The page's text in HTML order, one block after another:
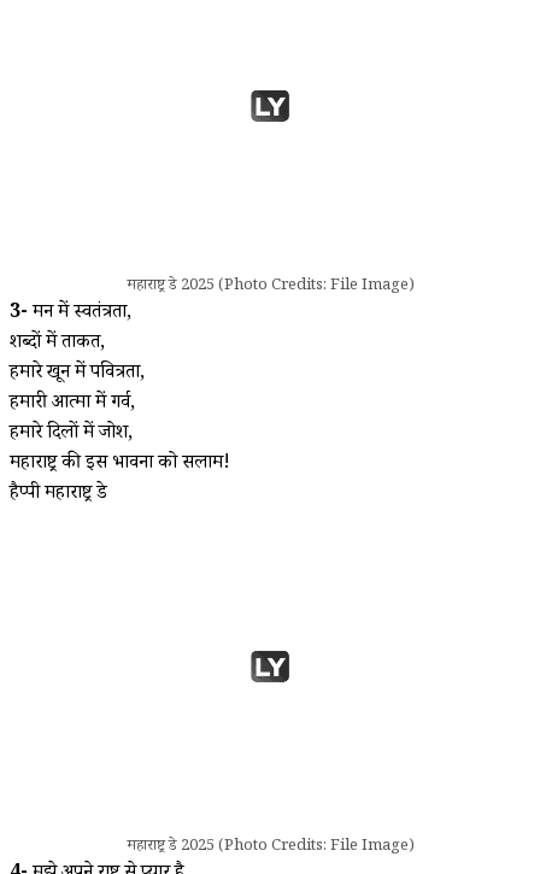
महाराष्ट्र डे 2025 (Photo Credits: File Image)
3-मन में स्वतंत्रता,
शब्दों में ताकत,
हमारे खून में पवित्रता,
हमारी आत्मा में गर्व,
हमारे दिलों में जोश,
महाराष्ट्र की इस भावना को सलाम!
हैप्पी महाराष्ट्र डे
महाराष्ट्र डे 2025 (Photo Credits: File Image)